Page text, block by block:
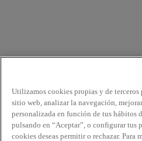
Utilizamos cookies propias y de
sitio web, analizar la navegación,
personalizada en función de tus hábitos
pulsando en “Aceptar”, o configurar tus
cookies deseas permitir o rechazar. Para